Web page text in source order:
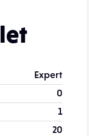
Expert
0
1
20